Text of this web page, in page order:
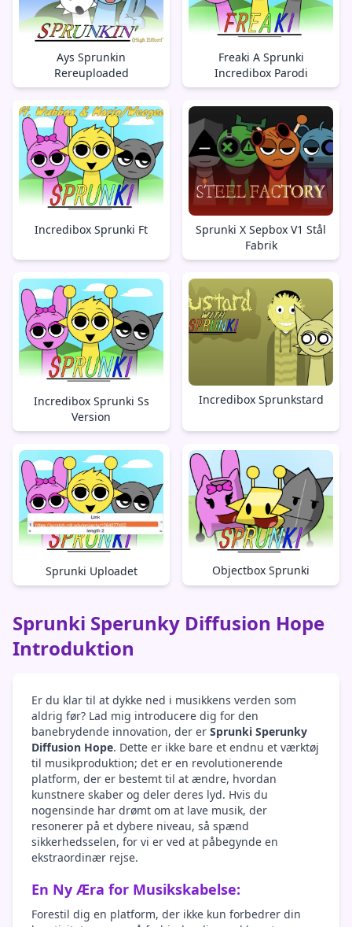
Ays Sprunkin
Rereuploaded
Freaki A Sprunki
Incredibox Parodi
Incredibox Sprunki Ft
Sprunki X Sepbox V1 Stål
Fabrik
Incredibox Sprunki Ss
Version
Incredibox Sprunkstard
Sprunki Uploadet Objectbox Sprunki
Sprunki Sperunky Diffusion Hope
Introduktion
Er du klar til at dykke ned i musikkens verden som
aldrig før? Lad mig introducere dig for den
banebrydende innovation, der er Sprunki Sperunky
Diffusion Hope. Dette er ikke bare et endnu et værktøj
til musikproduktion; det er en revolutionerende
platform, der er bestemt til at ændre, hvordan
kunstnere skaber og deler deres lyd. Hvis du
nogensinde har drømt om at lave musik, der
resonerer på et dybere niveau, så spænd
sikkerhedsselen, for vi er ved at påbegynde en
ekstraordinær rejse.
En Ny Æra for Musikskabelse:
Forestil dig en platform, der ikke kun forbedrer din